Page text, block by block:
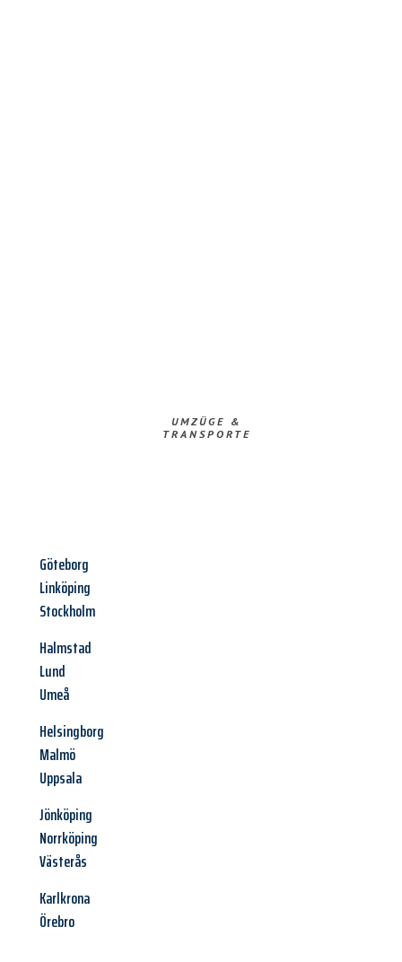
UMZÜGE &
TRANSPORTE
Göteborg
Linköping
Stockholm
Halmstad
Lund
Umeå
Helsingborg
Malmö
Uppsala
Jönköping
Norrköping
Västerås
Karlkrona
Örebro